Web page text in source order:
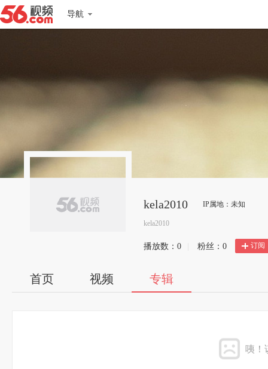
导航
kela2010 IP属地：未知
kela2010
播放数： 0 粉丝： 0 订阅
首页 视频 专辑
咦！